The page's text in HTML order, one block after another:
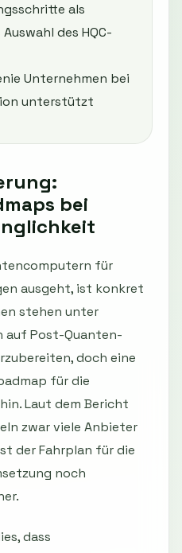
als
des HQC-
Unternehmen bei
unterstützt
bei
für
ausgeht, ist konkret
stehen unter
auf Post-Quanten-
doch eine
für die
Laut dem Bericht
zwar viele Anbieter
der Fahrplan für die
noch
dass